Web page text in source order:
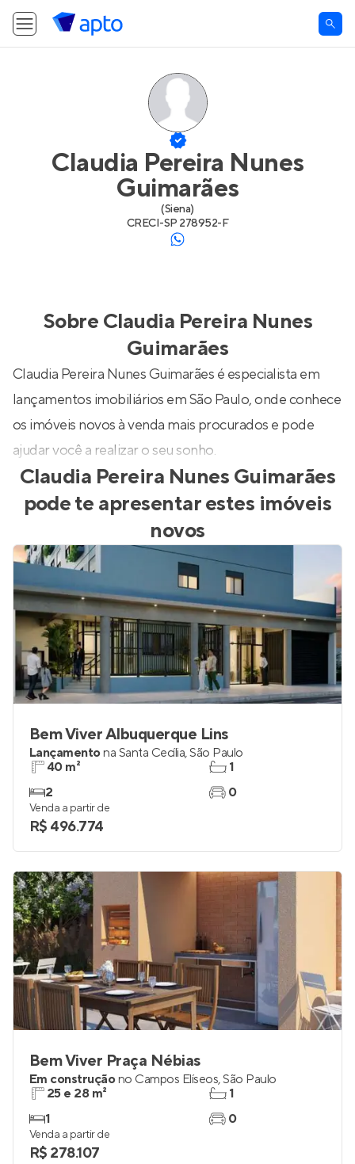
Claudia Pereira Nunes
Guimarães
(Siena)
CRECI-SP 278952-F
Sobre Claudia Pereira Nunes
Guimarães
Claudia Pereira Nunes Guimarães é especialista em
lançamentos imobiliários em São Paulo, onde conhece
os imóveis novos à venda mais procurados e pode
ajudar você a realizar o seu sonho.
Claudia Pereira Nunes Guimarães
pode te apresentar estes imóveis
novos
Bem Viver Albuquerque Lins
Lançamentona Santa Cecília,São Paulo
40 m²
2
1
0
Venda a partir de
R$ 496.774
Bem Viver Praça Nébias
Em construçãono Campos Elíseos,São Paulo
25 e 28 m²
1
1
0
Venda a partir de
R$ 278.107